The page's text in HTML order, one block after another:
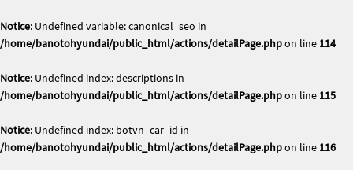
Notice: Undefined variable: canonical_seo in
/home/banotohyundai/public_html/actions/detailPage.phpon line 114
Notice: Undefined index: descriptions in
/home/banotohyundai/public_html/actions/detailPage.phpon line 115
Notice: Undefined index: botvn_car_id in
/home/banotohyundai/public_html/actions/detailPage.phpon line 116